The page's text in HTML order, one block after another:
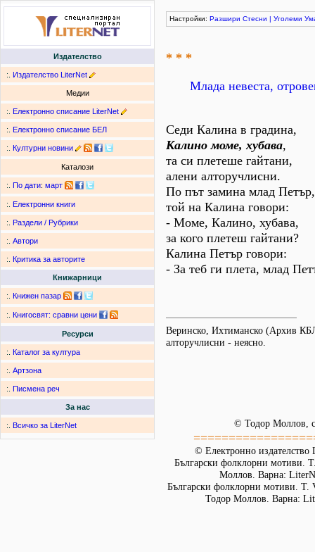
Издателство
:. Издателство LiterNet
Медии
:. Електронно списание LiterNet
:. Електронно списание БЕЛ
:. Културни новини
Каталози
:. По дати: март
:. Електронни книги
:. Раздели / Рубрики
:. Автори
:. Критика за авторите
Книжарници
:. Книжен пазар
:. Книгосвят: сравни цени
Ресурси
:. Каталог за култура
:. Артзона
:. Писмена реч
За нас
:. Всичко за LiterNet
Настройки: Разшири Стесни | Уголеми
* * *
Млада невеста,
Седи Калина в градина,
Калино моме, хубава,
та си плетеше гайтани,
алени алторучлисни.
По път замина млад Петър,
той на Калина говори:
- Моме, Калино, хубава,
за кого плетеш гайтани?
Калина Петър говори:
- За теб ги плета, млад
Веринско, Ихтиманско (Архив
алторучлисни - неясно.
© Тодор Моллов,
© Електронно издателство
Български фолклорни мотиви.
Моллов. Варна:
Български фолклорни мотиви.
Тодор Моллов. Варна: